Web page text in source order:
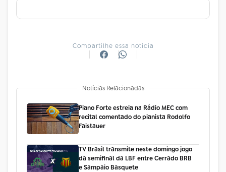
Compartilhe essa notícia
Notícias Relacionadas
Piano Forte estreia na Rádio MEC com
recital comentado do pianista Rodolfo
Faistauer
TV Brasil transmite neste domingo jogo
da semifinal da LBF entre Cerrado BRB
e Sampaio Basquete